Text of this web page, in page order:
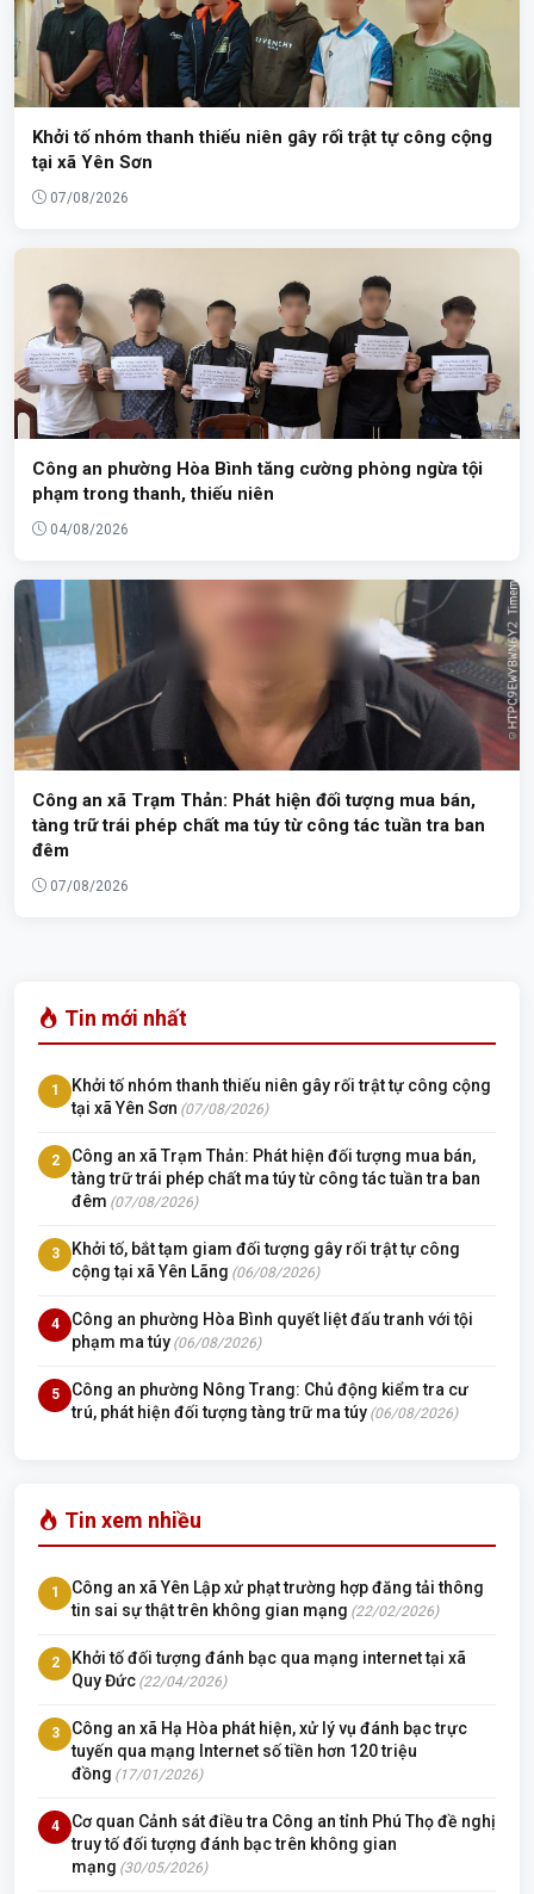
Khởi tố nhóm thanh thiếu niên gây rối trật tự công cộng
tại xã Yên Sơn
07/08/2026
Công an phường Hòa Bình tăng cường phòng ngừa tội
phạm trong thanh, thiếu niên
04/08/2026
Công an xã Trạm Thản: Phát hiện đối tượng mua bán,
tàng trữ trái phép chất ma túy từ công tác tuần tra ban
đêm
07/08/2026
Tin mới nhất
1
Khởi tố nhóm thanh thiếu niên gây rối trật tự công cộng
tại xã Yên Sơn (07/08/2026)
2
Công an xã Trạm Thản: Phát hiện đối tượng mua bán,
tàng trữ trái phép chất ma túy từ công tác tuần tra ban
đêm (07/08/2026)
3
Khởi tố, bắt tạm giam đối tượng gây rối trật tự công
cộng tại xã Yên Lãng (06/08/2026)
4
Công an phường Hòa Bình quyết liệt đấu tranh với tội
phạm ma túy (06/08/2026)
5
Công an phường Nông Trang: Chủ động kiểm tra cư
trú, phát hiện đối tượng tàng trữ ma túy (06/08/2026)
Tin xem nhiều
1
Công an xã Yên Lập xử phạt trường hợp đăng tải thông
tin sai sự thật trên không gian mạng (22/02/2026)
2
Khởi tố đối tượng đánh bạc qua mạng internet tại xã
Quy Đức (22/04/2026)
3
Công an xã Hạ Hòa phát hiện, xử lý vụ đánh bạc trực
tuyến qua mạng Internet số tiền hơn 120 triệu
đồng (17/01/2026)
4
Cơ quan Cảnh sát điều tra Công an tỉnh Phú Thọ đề nghị
truy tố đối tượng đánh bạc trên không gian
mạng (30/05/2026)